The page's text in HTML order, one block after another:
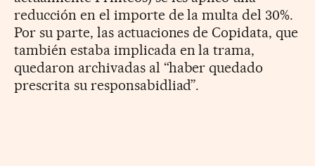
reducción en el importe de la multa del 30%.
Por su parte, las actuaciones de Copidata, que
también estaba implicada en la trama,
quedaron archivadas al “haber quedado
prescrita su responsabidliad”.